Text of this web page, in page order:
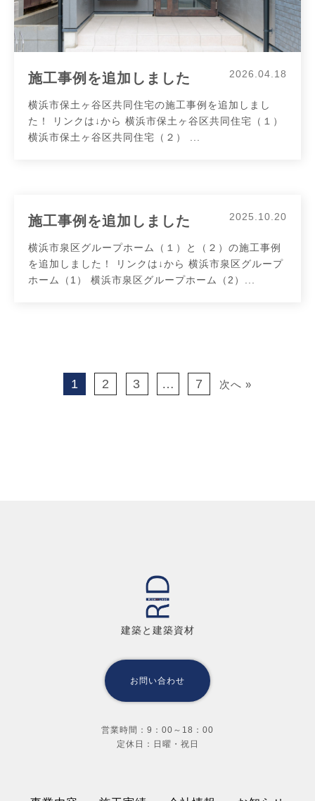
2026.04.18
施工事例を追加しました
横浜市保土ヶ谷区共同住宅の施工事例を追加しまし
た！ リンクは↓から 横浜市保土ヶ谷区共同住宅（１）
横浜市保土ヶ谷区共同住宅（２） ...
2025.10.20
施工事例を追加しました
横浜市泉区グループホーム（１）と（２）の施工事例
を追加しました！ リンクは↓から 横浜市泉区グループ
ホーム（1） 横浜市泉区グループホーム（2）...
1 2 3 … 7 次へ »
建築と建築資材
お問い合わせ
営業時間：9：00～18：00
定休日：日曜・祝日